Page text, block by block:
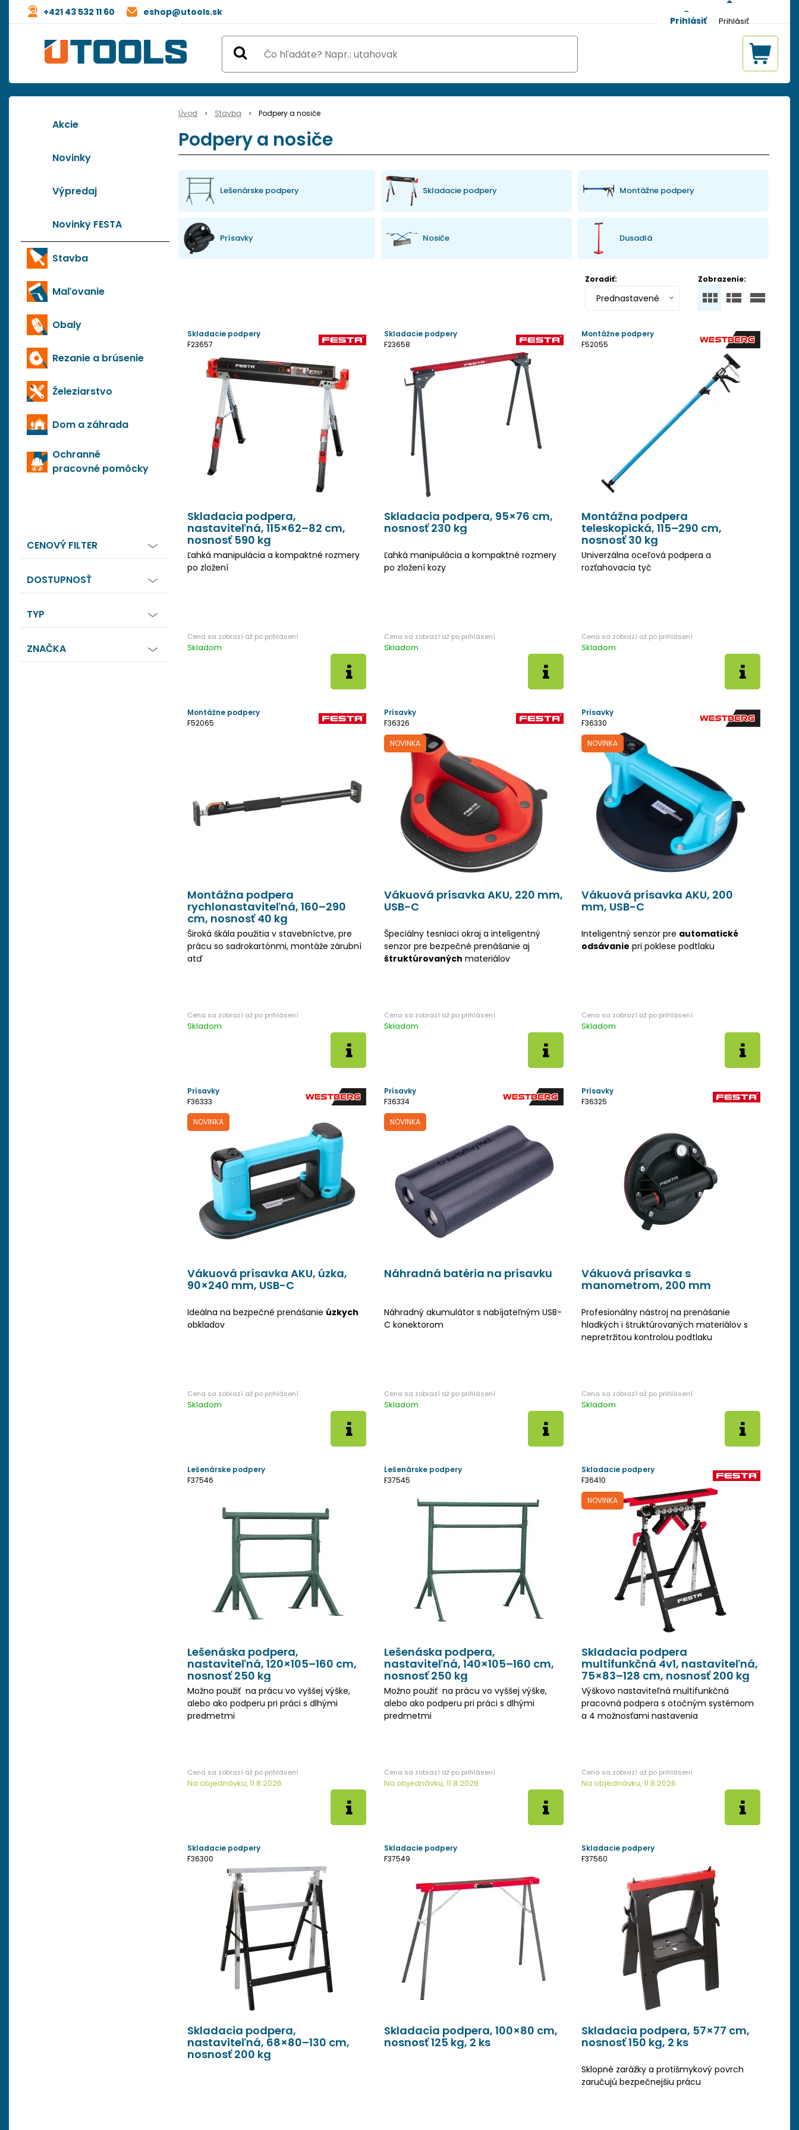
eshop@utools.sk
+421 43 532 11 60
Prihlásiť
Úvod Stavba Podpery a nosiče
Podpery a nosiče
Lešenárske podpery Skladacie podpery Montážne podpery
Prísavky Nosiče Dusadlá
Zobrazenie:
Zoradiť:
Prednastavené
Skladacie podpery
F23657
Skladacia podpera,
nastaviteľná, 115×62–82 cm,
nosnosť 590 kg
Ľahká manipulácia a kompaktné rozmery
po zložení
Skladom
Skladacie podpery
F23658
Skladacia podpera, 95×76 cm,
nosnosť 230 kg
Ľahká manipulácia a kompaktné rozmery
po zložení kozy
Skladom
Montážne podpery
F52055
Montážna podpera
teleskopická, 115–290 cm,
nosnosť 30 kg
Univerzálna oceľová podpera a
rozťahovacia tyč
Skladom
Montážne podpery
F52065
Montážna podpera
rychlonastaviteľná, 160–290
cm, nosnosť 40 kg
Široká škála použitia v stavebníctve, pre
prácu so sadrokartónmi, montáže zárubní
atď
Skladom
Prísavky
F36326
NOVINKA
Vákuová prísavka AKU, 220 mm,
USB-C
Špeciálny tesniaci okraj a inteligentný
senzor pre bezpečné prenášanie aj
štruktúrovaných materiálov
Skladom
Prísavky
F36330
NOVINKA
Vákuová prísavka AKU, 200
mm, USB-C
Inteligentný senzor pre automatické
odsávanie pri poklese podtlaku
Skladom
Prísavky
F36333
NOVINKA
Vákuová prísavka AKU, úzka,
90×240 mm, USB-C
Ideálna na bezpečné prenášanie úzkych
obkladov
Skladom
Prísavky
F36334
NOVINKA
Náhradná batéria na prísavku
Náhradný akumulátor s nabíjateľným USB-
C konektorom
Skladom
Prísavky
F36325
Vákuová prísavka s
manometrom, 200 mm
Profesionálny nástroj na prenášanie
hladkých i štruktúrovaných materiálov s
nepretržitou kontrolou podtlaku
Skladom
Lešenárske podpery
F37546
Lešenáska podpera,
nastaviteľná, 120×105–160 cm,
nosnosť 250 kg
Možno použiť na prácu vo vyššej výške,
alebo ako podperu pri práci s dlhými
predmetmi
Na objednávku, 11.8.2026
Lešenárske podpery
F37545
Lešenáska podpera,
nastaviteľná, 140×105–160 cm,
nosnosť 250 kg
Možno použiť na prácu vo vyššej výške,
alebo ako podperu pri práci s dlhými
predmetmi
Na objednávku, 11.8.2026
Skladacie podpery
F36410
NOVINKA
Skladacia podpera
multifunkčná 4v1, nastaviteľná,
75×83–128 cm, nosnosť 200 kg
Výškovo nastaviteľná multifunkčná
pracovná podpera s otočným systémom
a 4 možnosťami nastavenia
Na objednávku, 11.8.2026
Skladacie podpery
F36300
Skladacia podpera,
nastaviteľná, 68×80–130 cm,
nosnosť 200 kg
Skladacie podpery
F37549
Skladacia podpera, 100×80 cm,
nosnosť 125 kg, 2 ks
Skladacie podpery
F37560
Skladacia podpera, 57×77 cm,
nosnosť 150 kg, 2 ks
Sklopné zarážky a protišmykový povrch
zaručujú bezpečnejšiu prácu
Akcie
Novinky
Výpredaj
Novinky FESTA
Stavba
Maľovanie
Obaly
Rezanie a brúsenie
Železiarstvo
Dom a záhrada
Ochranné
pracovné pomôcky
CENOVÝ FILTER
DOSTUPNOSŤ
TYP
ZNAČKA